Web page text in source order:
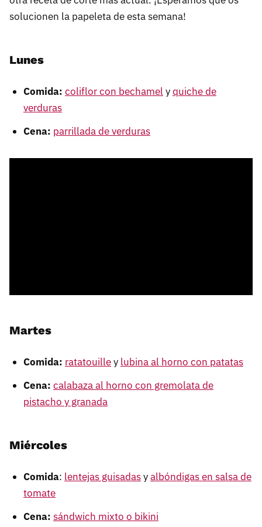
solucionen la papeleta de esta semana!
Lunes
Comida: coliflor con bechamelyquiche de
verduras
Cena: parrillada de verduras
Martes
Comida: ratatouilley lubina al horno con patatas
Cena: calabaza al horno con gremolata de
pistacho y granada
Miércoles
Comida: lentejas guisadasyalbóndigas en salsa de
tomate
Cena: sándwich mixto o bikini